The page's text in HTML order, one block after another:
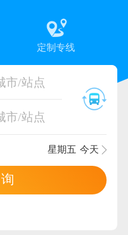
定制专线
市/站点
市/站点
星期五 今天